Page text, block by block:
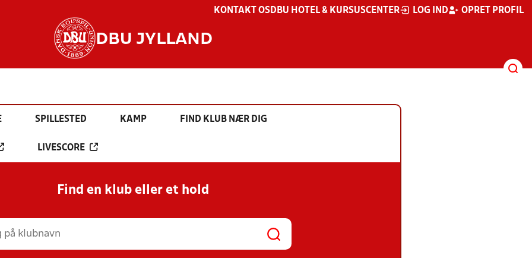
KONTAKT OS DBU HOTEL & KURSUSCENTER LOG IND OPRET PROFIL
DBU JYLLAND
SPILLESTED KAMP FIND KLUB NÆR DIG
LIVESCORE
Find en klub eller et hold